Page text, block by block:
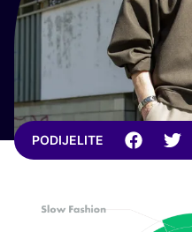
PODIJELITE